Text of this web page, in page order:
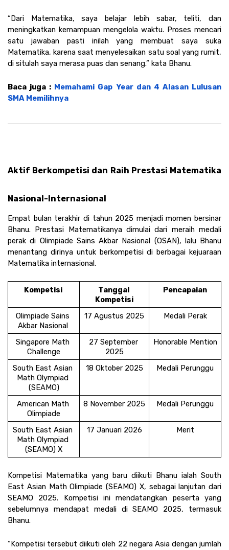
“Dari Matematika, saya belajar lebih sabar, teliti, dan
meningkatkan kemampuan mengelola waktu. Proses mencari
satu jawaban pasti inilah yang membuat saya suka
Matematika, karena saat menyelesaikan satu soal yang rumit,
di situlah saya merasa puas dan senang.” kata Bhanu.
Baca juga : Memahami Gap Year dan 4 Alasan Lulusan
SMA Memilihnya
Aktif Berkompetisi dan Raih Prestasi Matematika
Nasional-Internasional
Empat bulan terakhir di tahun 2025 menjadi momen bersinar
Bhanu. Prestasi Matematikanya dimulai dari meraih medali
perak di Olimpiade Sains Akbar Nasional (OSAN), lalu Bhanu
menantang dirinya untuk berkompetisi di berbagai kejuaraan
Matematika internasional.
Kompetisi
Tanggal
Kompetisi
Pencapaian
Olimpiade Sains
Akbar Nasional
17 Agustus 2025 Medali Perak
Singapore Math
Challenge
27 September
2025
Honorable Mention
South East Asian
Math Olympiad
(SEAMO)
18 Oktober 2025 Medali Perunggu
American Math
Olimpiade
8 November 2025 Medali Perunggu
South East Asian
Math Olympiad
(SEAMO) X
17 Januari 2026 Merit
Kompetisi Matematika yang baru diikuti Bhanu ialah South
East Asian Math Olimpiade (SEAMO) X, sebagai lanjutan dari
SEAMO 2025. Kompetisi ini mendatangkan peserta yang
sebelumnya mendapat medali di SEAMO 2025, termasuk
Bhanu.
“Kompetisi tersebut diikuti oleh 22 negara Asia dengan jumlah